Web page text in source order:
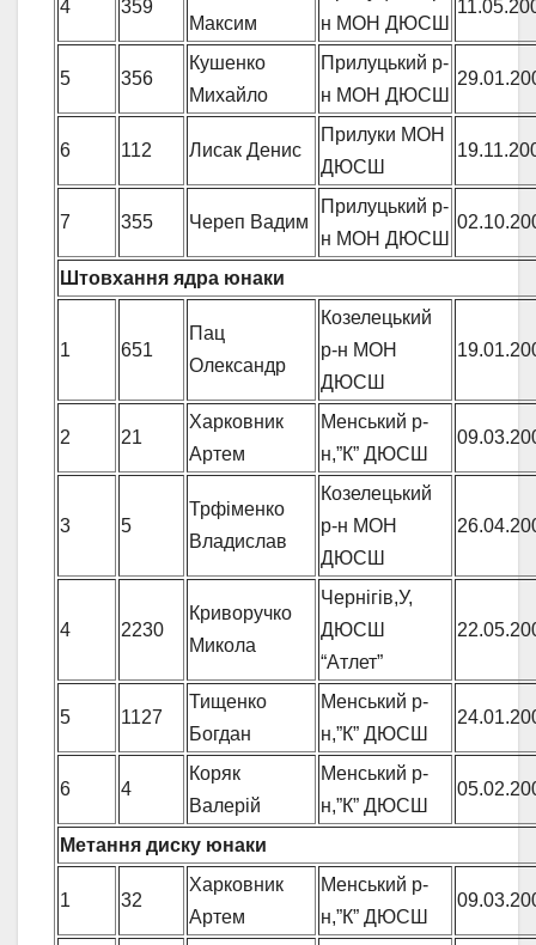
4 359
Максим
н МОН ДЮСШ
5 356
Кушенко
Михайло
Прилуцький р-
н МОН ДЮСШ
6 112 Лисак Денис
Прилуки МОН
ДЮСШ
7 355 Череп Вадим
Прилуцький р-
н МОН ДЮСШ
Штовхання ядра юнаки
1 651
Пац
Олександр
Козелецький
р-н МОН
ДЮСШ
2 21
Харковник
Артем
Менський р-
н,”К” ДЮСШ
3 5
Трфіменко
Владислав
Козелецький
р-н МОН
ДЮСШ
4 2230
Криворучко
Микола
Чернігів,У,
ДЮСШ
“Атлет”
5 1127
Тищенко
Богдан
Менський р-
н,”К” ДЮСШ
6 4
Коряк
Валерій
Менський р-
н,”К” ДЮСШ
Метання диску юнаки
1 32
Харковник
Артем
Менський р-
н,”К” ДЮСШ